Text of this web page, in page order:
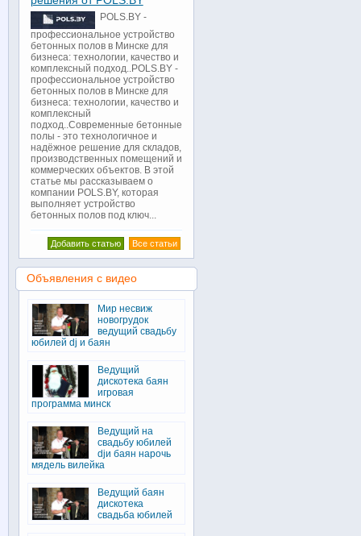
POLS.BY -
профессиональное устройство
бетонных полов в Минске для
бизнеса: технологии, качество и
комплексный подход..POLS.BY -
профессиональное устройство
бетонных полов в Минске для
бизнеса: технологии, качество и
комплексный
подход..Современные бетонные
полы - это технологичное и
надёжное решение для складов,
производственных помещений и
коммерческих объектов. В этой
статье мы рассказываем о
компании POLS.BY, которая
выполняет устройство
бетонных полов под ключ...
Все статьи
Добавить статью
Объявления с видео
Мир несвиж
новогрудок
ведущий свадьбу
юбилей dj и баян
Ведущий
дискотека баян
игровая
программа минск
Ведущий на
свадьбу юбилей
djи баян нарочь
мядель вилейка
Ведущий баян
дискотека
свадьба юбилей